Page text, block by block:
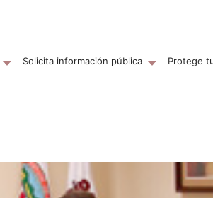
Solicita información pública Protege